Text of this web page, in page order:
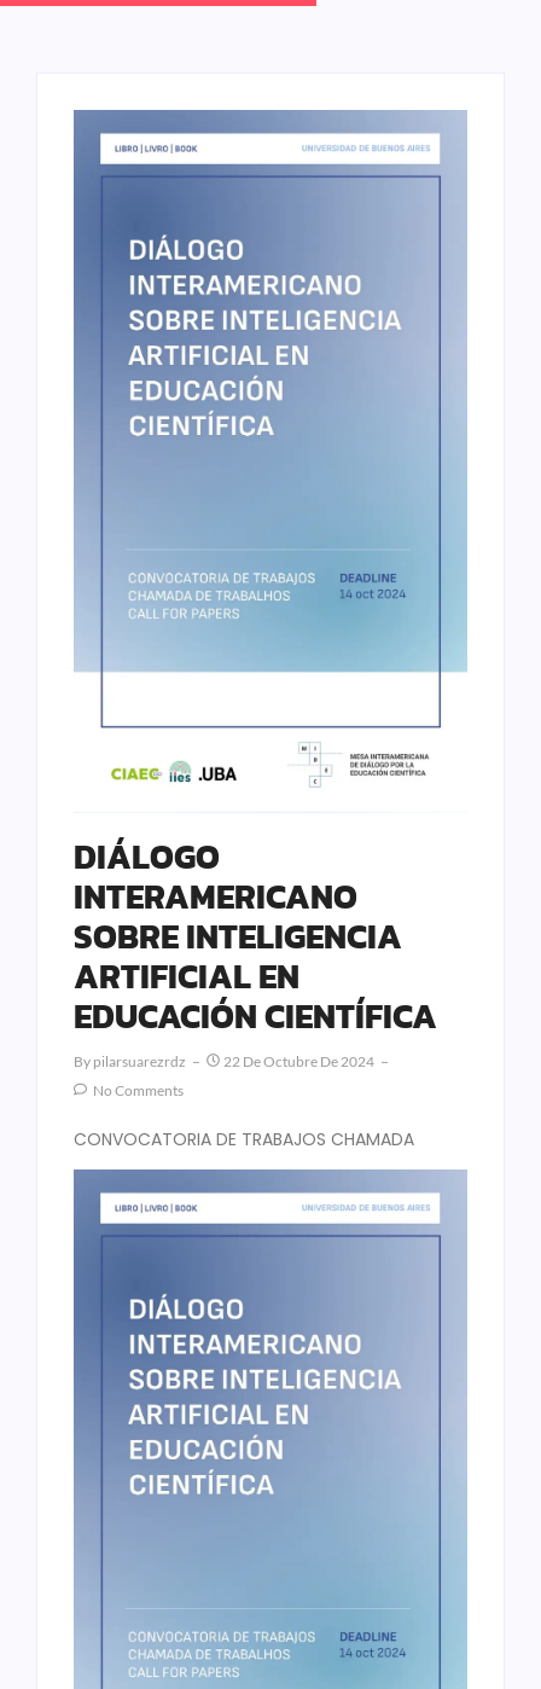
DIÁLOGO
INTERAMERICANO
SOBRE INTELIGENCIA
ARTIFICIAL EN
EDUCACIÓN CIENTÍFICA
By Pilarsuarezrdz
22 De Octubre De 2024
No Comments
CONVOCATORIA DE TRABAJOS CHAMADA